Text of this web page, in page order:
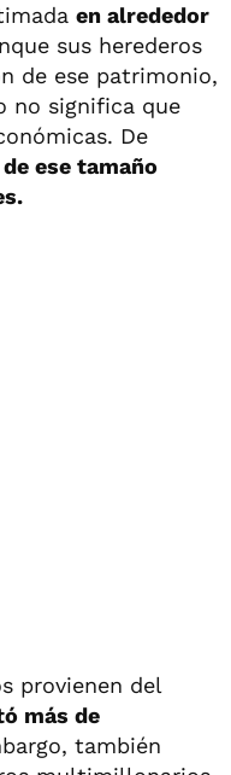
en alrededor
sus herederos
de ese patrimonio,
no significa que
De
ese tamaño
provienen del
más de
también